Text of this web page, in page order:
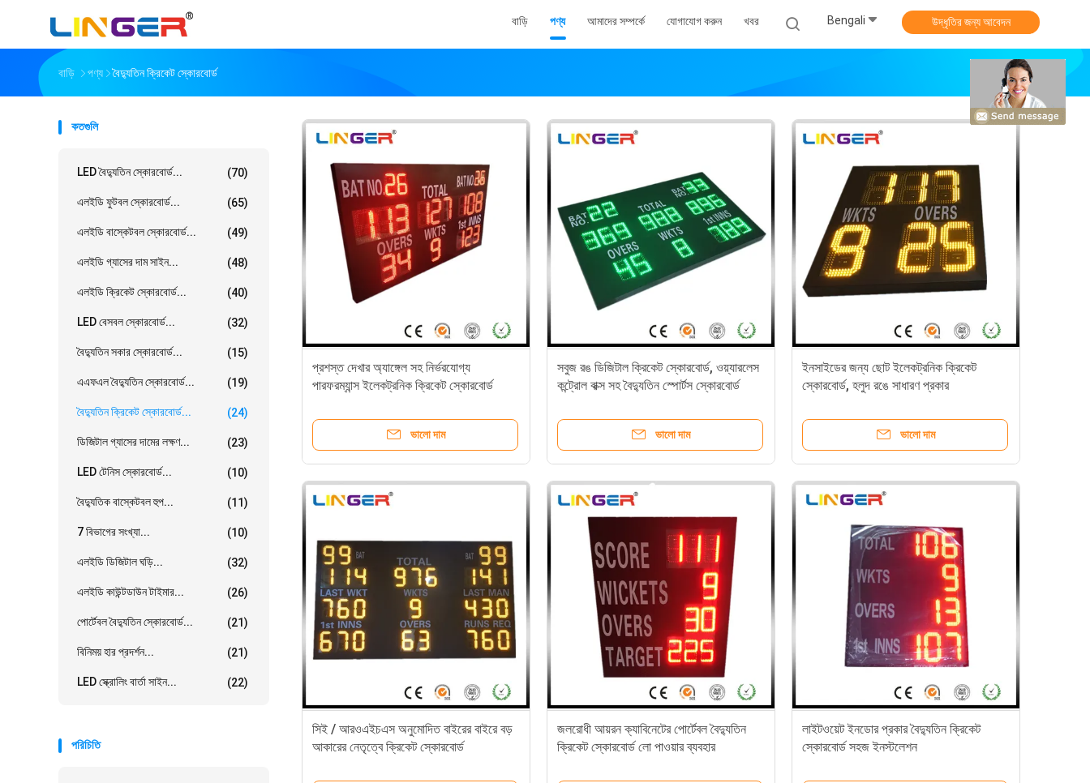
বাড়ি পণ্য আমাদের সম্পর্কে যোগাযোগ করুন খবর Bengali উদ্ধৃতির জন্য আবেদন
বাড়ি পণ্য বৈদ্যুতিন ক্রিকেট স্কোরবোর্ড
কতগুলি
LED বৈদ্যুতিন স্কোরবোর্ড... (70)
এলইডি ফুটবল স্কোরবোর্ড... (65)
এলইডি বাস্কেটবল স্কোরবোর্ড... (49)
এলইডি গ্যাসের দাম সাইন... (48)
এলইডি ক্রিকেট স্কোরবোর্ড... (40)
LED বেসবল স্কোরবোর্ড... (32)
বৈদ্যুতিন সকার স্কোরবোর্ড... (15)
এএফএল বৈদ্যুতিন স্কোরবোর্ড... (19)
বৈদ্যুতিন ক্রিকেট স্কোরবোর্ড... (24)
ডিজিটাল গ্যাসের দামের লক্ষণ... (23)
LED টেনিস স্কোরবোর্ড... (10)
বৈদ্যুতিক বাস্কেটবল হুপ... (11)
7 বিভাগের সংখ্যা... (10)
এলইডি ডিজিটাল ঘড়ি... (32)
এলইডি কাউন্টডাউন টাইমার... (26)
পোর্টেবল বৈদ্যুতিন স্কোরবোর্ড... (21)
বিনিময় হার প্রদর্শন... (21)
LED স্ক্রোলিং বার্তা সাইন... (22)
পরিচিতি
প্রশস্ত দেখার অ্যাঙ্গেল সহ নির্ভরযোগ্য
পারফরম্যান্স ইলেকট্রনিক ক্রিকেট স্কোরবোর্ড
ভালো দাম
সবুজ রঙ ডিজিটাল ক্রিকেট স্কোরবোর্ড, ওয়্যারলেস
কন্ট্রোল বাক্স সহ বৈদ্যুতিন স্পোর্টস স্কোরবোর্ড
ভালো দাম
ইনসাইডের জন্য ছোট ইলেকট্রনিক ক্রিকেট
স্কোরবোর্ড, হলুদ রঙে সাধারণ প্রকার
ভালো দাম
সিই / আরওএইচএস অনুমোদিত বাইরের বাইরে বড়
আকারের নেতৃত্বে ক্রিকেট স্কোরবোর্ড
জলরোধী আয়রন ক্যাবিনেটের পোর্টেবল বৈদ্যুতিন
ক্রিকেট স্কোরবোর্ড লো পাওয়ার ব্যবহার
লাইটওয়েট ইনডোর প্রকার বৈদ্যুতিন ক্রিকেট
স্কোরবোর্ড সহজ ইনস্টলেশন